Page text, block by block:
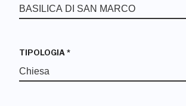
TIPOLOGIA *